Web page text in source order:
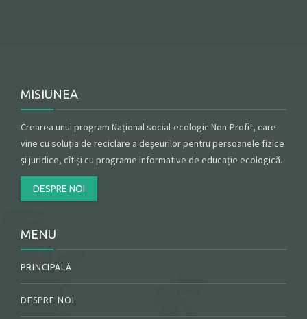
MISIUNEA
Crearea unui program Național social-ecologic Non-Profit, care
vine cu soluția de reciclare a deșeurilor pentru persoanele fizice
și juridice, cît și cu programe informative de educație ecologică.
DESPRE NOI
MENU
PRINCIPALĂ
DESPRE NOI